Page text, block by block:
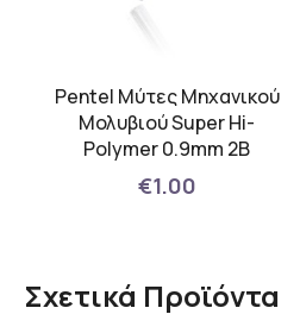
Pentel Μύτες Μηχανικού
Μολυβιού Super Hi-
Polymer 0.9mm 2B
€1.00
Σχετικά Προϊόντα